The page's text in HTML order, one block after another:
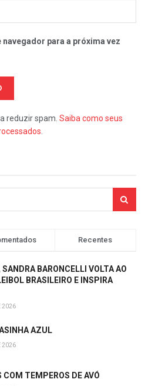
para a próxima vez
reduzir spam. Saiba como seus
Recentes
BARONCELLI VOLTA AO
BRASILEIRO E INSPIRA
2026
AZUL
2026
COM TEMPEROS DE AVÓ